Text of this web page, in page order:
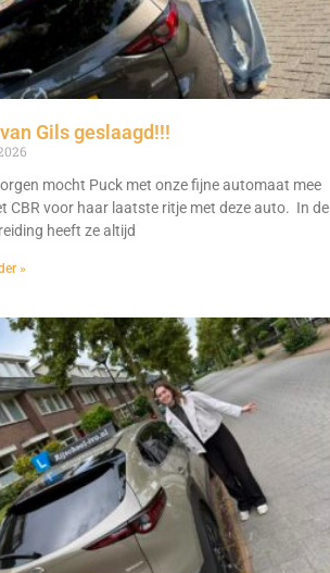
Gils geslaagd!!!
mocht Puck met onze fijne automaat mee
CBR voor haar laatste ritje met deze auto. In de
heeft ze altijd
»